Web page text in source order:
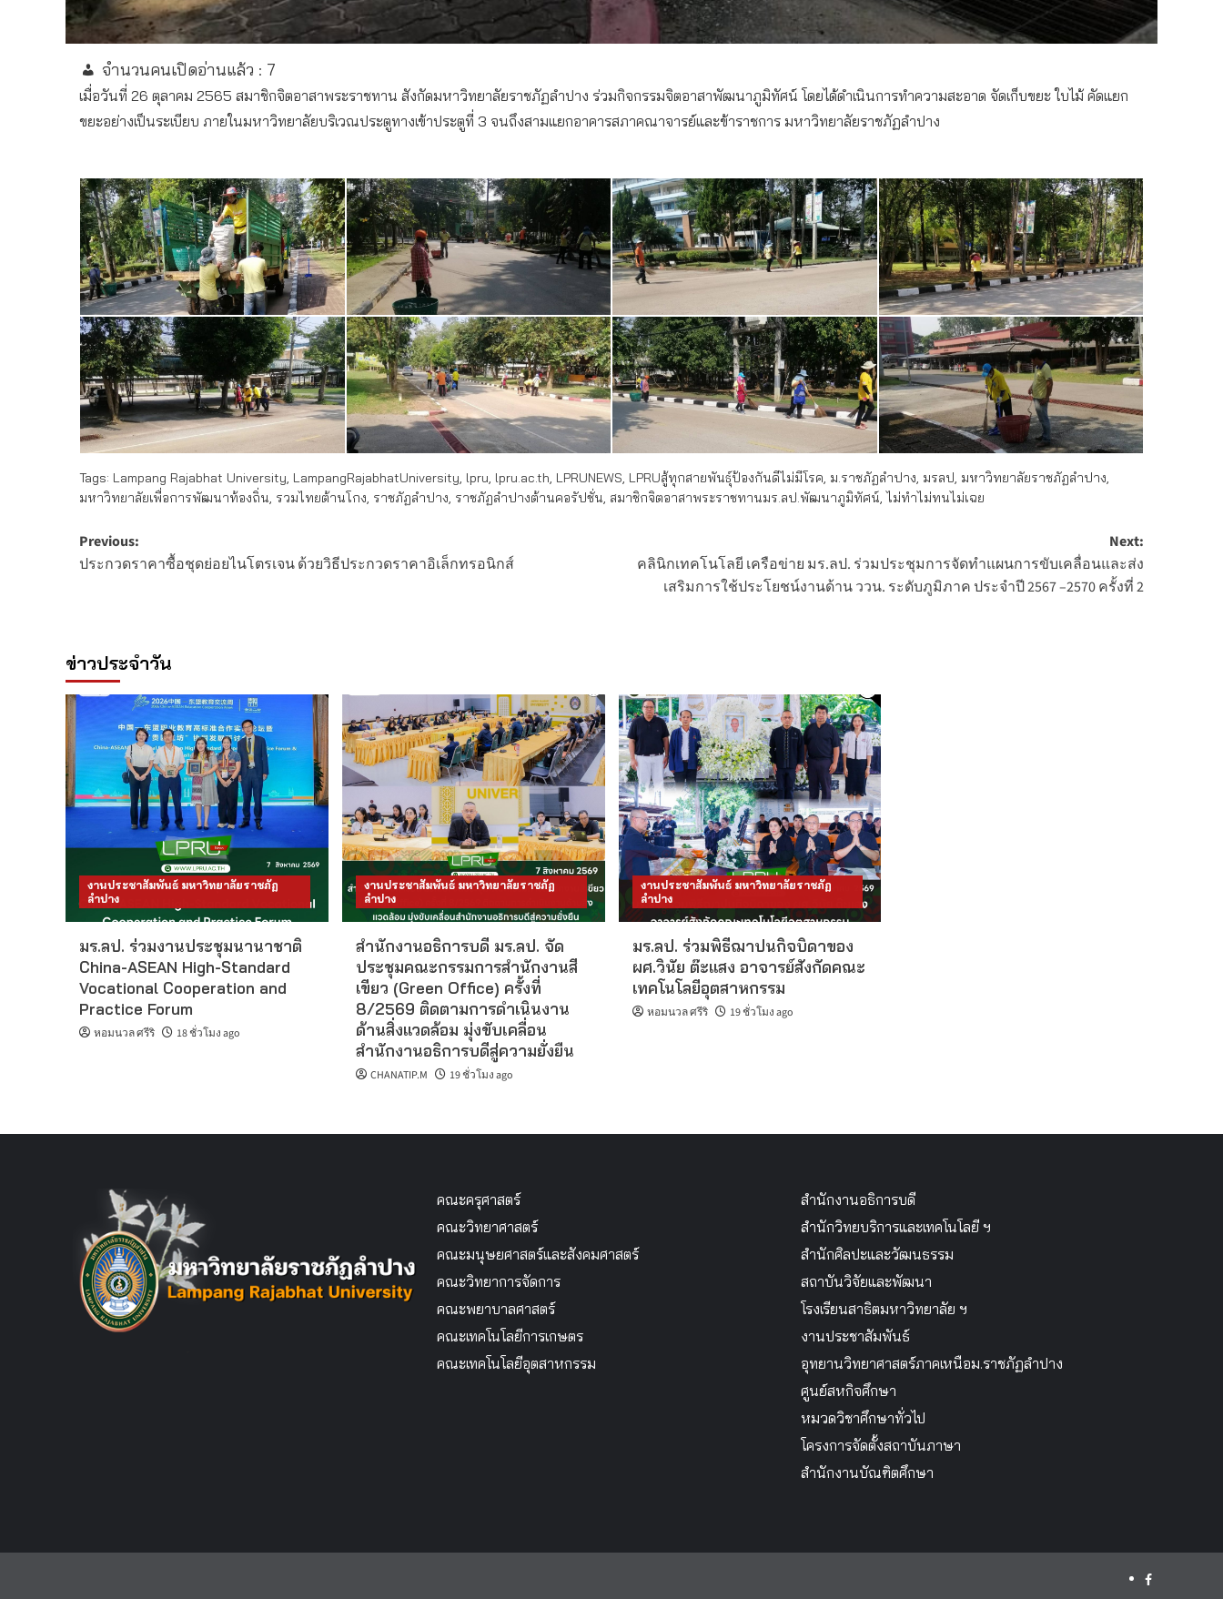
จำนวนคนเปิดอ่านแล้ว : 7
เมื่อวันที่ 26 ตุลาคม 2565 สมาชิกจิตอาสาพระราชทาน สังกัดมหาวิทยาลัยราชภัฏลำปาง ร่วมกิจกรรมจิตอาสาพัฒนาภูมิทัศน์ โดยได้ดำเนินการทำความสะอาด จัดเก็บขยะ ใบไม้ คัดแยก
ขยะอย่างเป็นระเบียบ ภายในมหาวิทยาลัยบริเวณประตูทางเข้าประตูที่ 3 จนถึงสามแยกอาคารสภาคณาจารย์และข้าราชการ มหาวิทยาลัยราชภัฏลำปาง
Tags: Lampang Rajabhat University, LampangRajabhatUniversity, lpru, lpru.ac.th, LPRUNEWS, LPRUสู้ทุกสายพันธุ์ป้องกันดีไม่มีโรค, ม.ราชภัฏลำปาง, มรลป, มหาวิทยาลัยราชภัฏลำปาง,
มหาวิทยาลัยเพื่อการพัฒนาท้องถิ่น, รวมไทยต้านโกง, ราชภัฏลำปาง, ราชภัฏลำปางต้านคอรัปชั่น, สมาชิกจิตอาสาพระราชทานมร.ลป.พัฒนาภูมิทัศน์, ไม่ทำไม่ทนไม่เฉย
Post
navigation
Previous:
ประกวดราคาซื้อชุดย่อยไนโตรเจน ด้วยวิธีประกวดราคาอิเล็กทรอนิกส์
Next:
คลินิกเทคโนโลยี เครือข่าย มร.ลป. ร่วมประชุมการจัดทำแผนการขับเคลื่อนและส่ง
เสริมการใช้ประโยชน์งานด้าน ววน. ระดับภูมิภาค ประจำปี 2567 –2570 ครั้งที่ 2
ข่าวประจำวัน
งานประชาสัมพันธ์ มหาวิทยาลัยราชภัฏ
ลำปาง
มร.ลป. ร่วมงานประชุมนานาชาติ
China-ASEAN High-Standard
Vocational Cooperation and
Practice Forum
หอมนวล ศรีริ 18 ชั่วโมง ago
งานประชาสัมพันธ์ มหาวิทยาลัยราชภัฏ
ลำปาง
สำนักงานอธิการบดี มร.ลป. จัด
ประชุมคณะกรรมการสำนักงานสี
เขียว (Green Office) ครั้งที่
8/2569 ติดตามการดำเนินงาน
ด้านสิ่งแวดล้อม มุ่งขับเคลื่อน
สำนักงานอธิการบดีสู่ความยั่งยืน
CHANATIP.M 19 ชั่วโมง ago
งานประชาสัมพันธ์ มหาวิทยาลัยราชภัฏ
ลำปาง
มร.ลป. ร่วมพิธีฌาปนกิจบิดาของ
ผศ.วินัย ต๊ะแสง อาจารย์สังกัดคณะ
เทคโนโลยีอุตสาหกรรม
หอมนวล ศรีริ 19 ชั่วโมง ago
คณะครุศาสตร์
คณะวิทยาศาสตร์
คณะมนุษยศาสตร์และสังคมศาสตร์
คณะวิทยาการจัดการ
คณะพยาบาลศาสตร์
คณะเทคโนโลยีการเกษตร
คณะเทคโนโลยีอุตสาหกรรม
สำนักงานอธิการบดี
สำนักวิทยบริการและเทคโนโลยี ฯ
สำนักศิลปะและวัฒนธรรม
สถาบันวิจัยและพัฒนา
โรงเรียนสาธิตมหาวิทยาลัย ฯ
งานประชาสัมพันธ์
อุทยานวิทยาศาสตร์ภาคเหนือม.ราชภัฏลำปาง
ศูนย์สหกิจศึกษา
หมวดวิชาศึกษาทั่วไป
โครงการจัดตั้งสถาบันภาษา
สำนักงานบัณฑิตศึกษา
facebook